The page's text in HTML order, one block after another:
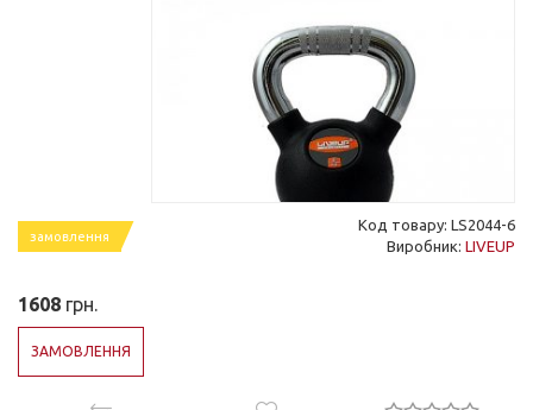
замовлення
Код товару: LS2044-6
Виробник: LIVEUP
1608 грн.
ЗАМОВЛЕННЯ